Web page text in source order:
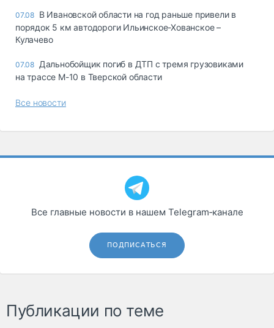
07.08 В Ивановской области на год раньше привели в
порядок 5 км автодороги Ильинское-Хованское –
Кулачево
07.08 Дальнобойщик погиб в ДТП с тремя грузовиками
на трассе М-10 в Тверской области
Все новости
Все главные новости в нашем Telegram‑канале
ПОДПИСАТЬСЯ
Публикации по теме